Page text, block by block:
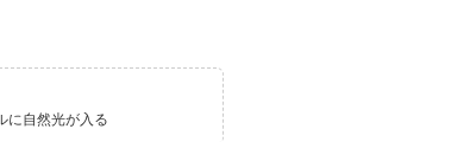
に自然光が入る